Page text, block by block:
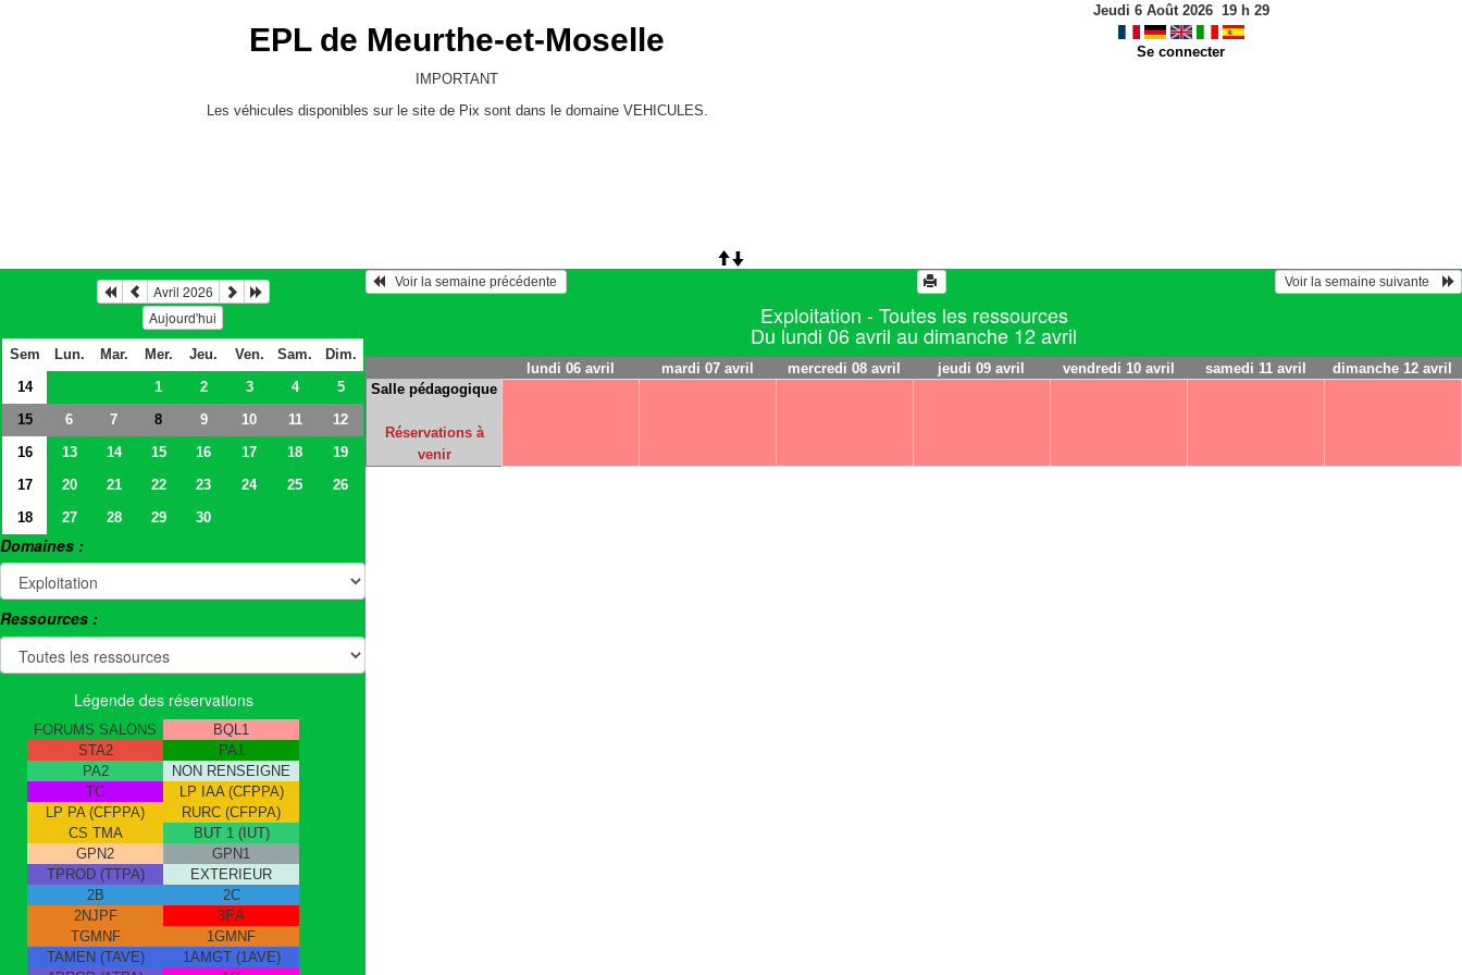
EPL de Meurthe-et-Moselle
IMPORTANT
Les véhicules disponibles sur le site de Pix sont dans le domaine VEHICULES.
Jeudi 6 Août 2026 19h 29
Se connecter
Avril 2026
Aujourd'hui
Sem Lun. Mar. Mer. Jeu. Ven. Sam.
Dim.
14
1 2 3 4
5
15
6 7 8 9 10 11
12
16
13 14 15 16 17 18
19
17
20 21 22 23 24 25
26
18
27 28 29 30
Domaines :
Ressources :
Légende des réservations
FORUMS SALONS
BQL1
STA2
PA1
PA2
NON RENSEIGNE
TG
LP IAA (CFPPA)
LP PA (CFPPA)
RURC (CFPPA)
CS TMA
BUT 1 (IUT)
GPN2
GPN1
TPROD (TTPA)
EXTERIEUR
2B
2C
2NJPF
3EA
TGMNF
1GMNF
TAMEN (TAVE)
1AMGT (1AVE)
Voir la semaine suivante
Exploitation - Toutes les ressources
Du lundi 06 avril au dimanche 12 avril
lundi 06 avril mardi 07 avril mercredi 08 avril jeudi 09 avril vendredi 10 avril samedi 11 avril
dimanche 12 avril
Salle pédagogique
Réservations à
venir